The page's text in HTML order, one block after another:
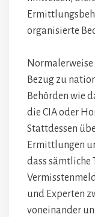
organisierte
Bezug zu
Behörden wie
die CIA oder
Stattdessen
Ermittlungen
dass sämtliche
und Experten
voneinander